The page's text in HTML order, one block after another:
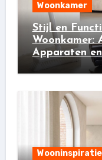
Woonkamer
Stijl en
Woonkamer:
Apparaten
Wooninspiratie